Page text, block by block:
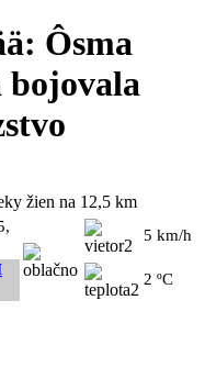
Ôsma
bojovala
žien na 12,5 km
5 km/h
2 ºC